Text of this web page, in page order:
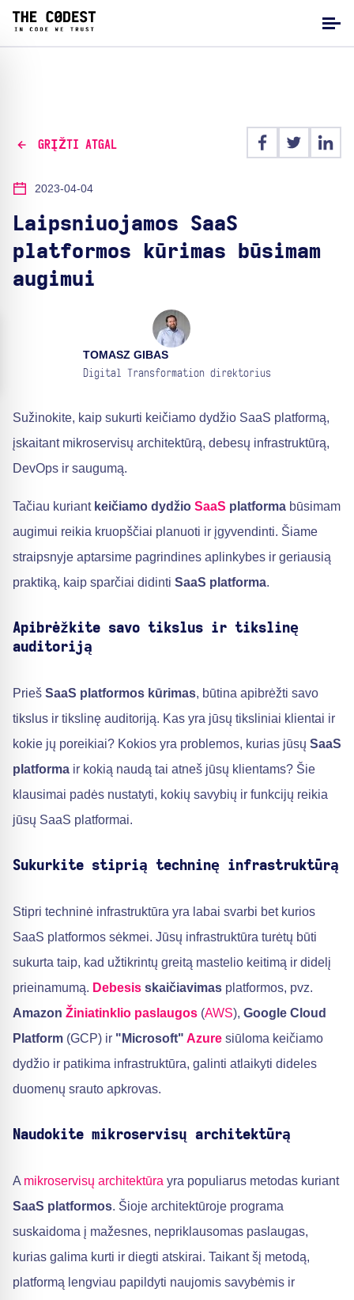
GRĮŽTI ATGAL
2023-04-04
Laipsniuojamos SaaS
platformos kūrimas būsimam
augimui
TOMASZ GIBAS
Digital Transformation direktorius
Sužinokite, kaip sukurti keičiamo dydžio SaaS platformą,
įskaitant mikroservisų architektūrą, debesų infrastruktūrą,
DevOps ir saugumą.
Tačiau kuriant keičiamo dydžio SaaS platforma būsimam
augimui reikia kruopščiai planuoti ir įgyvendinti. Šiame
straipsnyje aptarsime pagrindines aplinkybes ir geriausią
praktiką, kaip sparčiai didinti SaaS platforma.
Apibrėžkite savo tikslus ir tikslinę
auditoriją
Prieš SaaS platformos kūrimas, būtina apibrėžti savo
tikslus ir tikslinę auditoriją. Kas yra jūsų tiksliniai klientai ir
kokie jų poreikiai? Kokios yra problemos, kurias jūsų SaaS
platforma ir kokią naudą tai atneš jūsų klientams? Šie
klausimai padės nustatyti, kokių savybių ir funkcijų reikia
jūsų SaaS platformai.
Sukurkite stiprią techninę infrastruktūrą
Stipri techninė infrastruktūra yra labai svarbi bet kurios
SaaS platformos sėkmei. Jūsų infrastruktūra turėtų būti
sukurta taip, kad užtikrintų greitą mastelio keitimą ir didelį
prieinamumą. Debesis skaičiavimas platformos, pvz.
Amazon Žiniatinklio paslaugos (AWS), Google Cloud
Platform (GCP) ir "Microsoft" Azure siūloma keičiamo
dydžio ir patikima infrastruktūra, galinti atlaikyti dideles
duomenų srauto apkrovas.
Naudokite mikroservisų architektūrą
A mikroservisų architektūra yra populiarus metodas kuriant
SaaS platformos. Šioje architektūroje programa
suskaidoma į mažesnes, nepriklausomas paslaugas,
kurias galima kurti ir diegti atskirai. Taikant šį metodą,
platformą lengviau papildyti naujomis savybėmis ir